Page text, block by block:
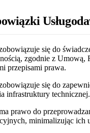
się do
zgodnie z Umową,
przepisami prawa.
się do
infrastruktury technicznej.
prawo do
minimalizując ich